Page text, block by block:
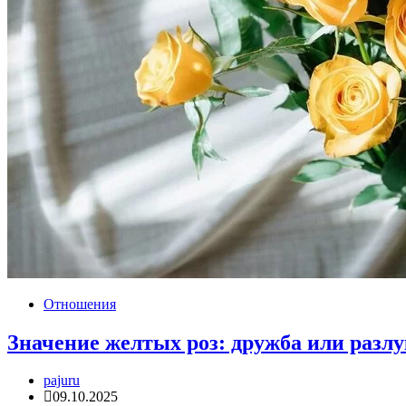
Отношения
Значение желтых роз: дружба или
pajuru
09.10.2025